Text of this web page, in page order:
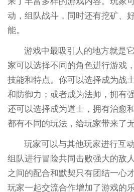
动，组队战斗，同时还有挖矿、
能。
游戏中最吸引人的地方就是
家可以选择不同的角色进行游戏
技能和特点。你可以选择成为战
和防御力；或者成为法师，拥有
还可以选择成为道士，拥有治愈
都有不同的玩法，给玩家带来了
玩家可以与其他玩家进行互
组队进行冒险共同击败强大的敌
之间的配合和默契只有团结一心
玩家一起交流合作增加了游戏的